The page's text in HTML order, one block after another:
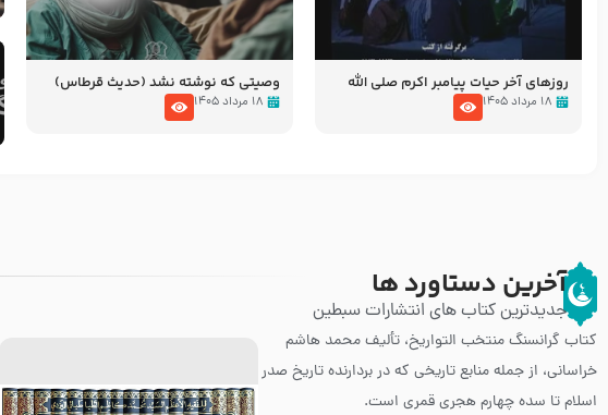
روزهای آخر حیات پیامبر اکرم صلی الله
علیه و آله – قسمتی از نوانمایش حرامیان
۱۸ مرداد ۱۴۰۵
وصیتی که نوشته نشد (حدیث قرطاس)
۱۸ مرداد ۱۴۰۵
آخرین دستاورد ها
جدیدترین کتاب های انتشارات سبطین
کتاب گرانسنگ منتخب التواريخ، تألیف محمد هاشم
خراسانی، از جمله منابع تاریخی که در بردارنده تاریخ صدر
اسلام تا سده چهارم هجری قمری است.